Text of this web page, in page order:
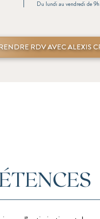
Du lundi au vendredi de
RDV AVEC ALEXIS